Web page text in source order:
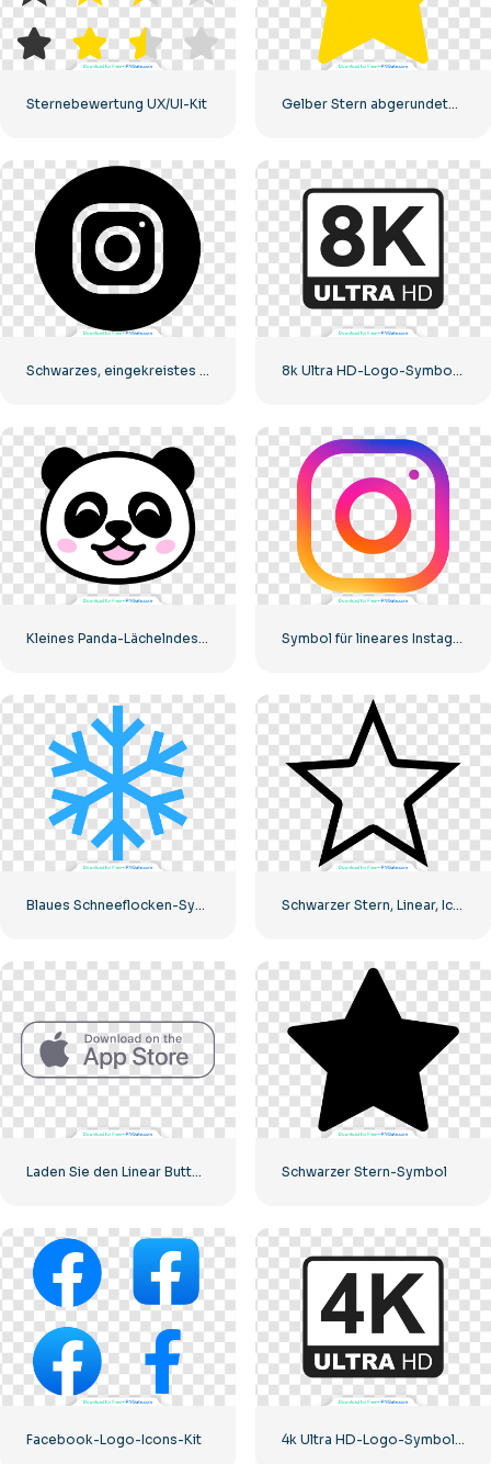
Sternebewertung UX/UI-Kit Gelber Stern abgerundetes Symbol
Schwarzes, eingekreistes Instagram-Logo 8k Ultra HD-Logo-Symbol schwarz monochrom
Blaues Schneeflocken-Symbol Schwarzer Stern, Linear, Icon
Laden Sie den Linear Button im App Store herunter Schwarzer Stern-Symbol
Facebook-Logo-Icons-Kit